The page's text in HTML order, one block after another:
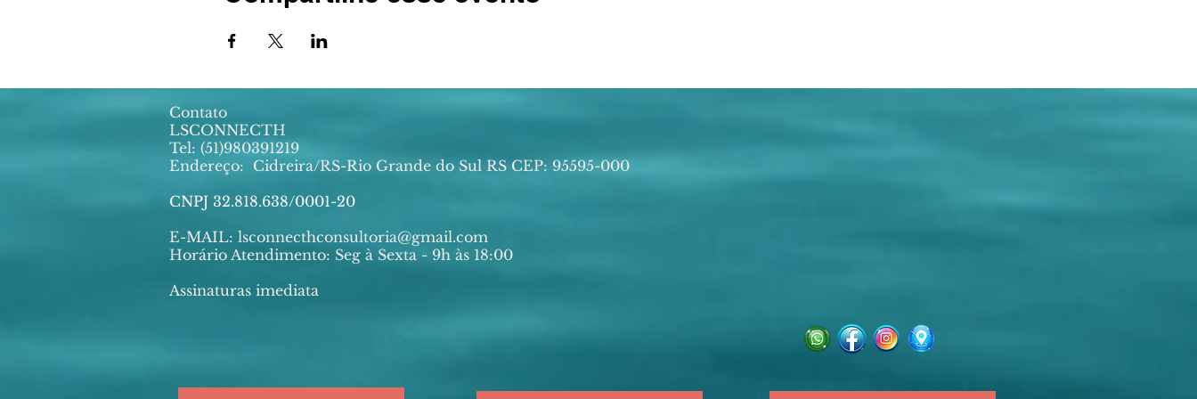
Contato
LSCONNECTH
Tel: (51)980391219
Endereço: Cidreira/RS-Rio Grande do Sul RS CEP: 95595-000
CNPJ 32.818.638/0001-20
E-MAIL: lsconnecthconsultoria@gmail.com
Horário Atendimento: Seg à Sexta - 9h às 18:00
Assinaturas imediata